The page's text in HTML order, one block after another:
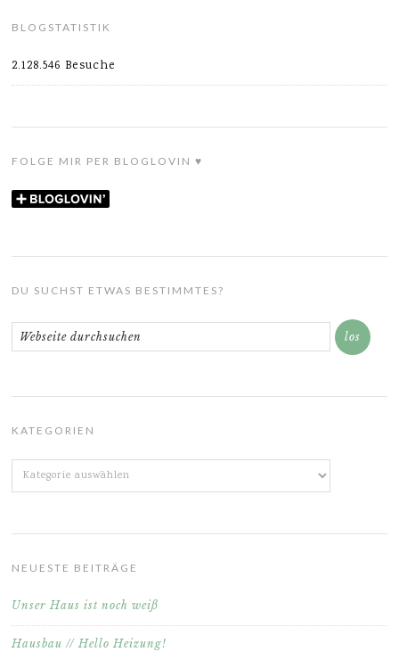
BLOGSTATISTIK
2.128.546 Besuche
FOLGE MIR PER BLOGLOVIN ♥
DU SUCHST ETWAS BESTIMMTES?
KATEGORIEN
Kategorien
NEUESTE BEITRÄGE
Unser Haus ist noch weiß
Hausbau // Hello Heizung!